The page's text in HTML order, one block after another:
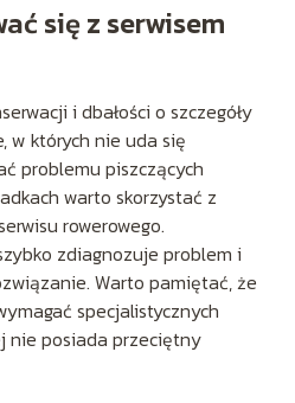
się z serwisem
i dbałości o szczegóły
w których nie uda się
problemu piszczących
warto skorzystać z
rowerowego.
zdiagnozuje problem i
Warto pamiętać, że
specjalistycznych
nie posiada przeciętny